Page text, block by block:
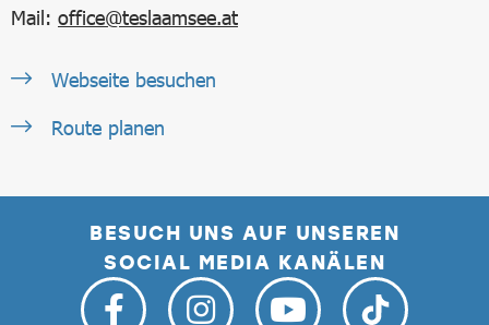
Mail: office@teslaamsee.at
Webseite besuchen
Route planen
BESUCH UNS AUF UNSEREN
SOCIAL MEDIA KANÄLEN